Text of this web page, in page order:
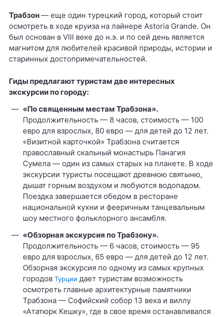
Трабзон — еще один турецкий город, который стоит
осмотреть в ходе круиза на лайнере Astoria Grande. Он
был основан в VIII веке до н.э. и по сей день является
магнитом для любителей красивой природы, истории и
старинных достопримечательностей.
Гиды предлагают туристам две интересных
экскурсии по городу:
«По священным местам Трабзона».
Продолжительность — 8 часов, стоимость — 100
евро для взрослых, 80 евро — для детей до 12 лет.
«Визитной карточкой» Трабзона считается
православный скальный монастырь Панагия
Сумела — один из самых старых на планете. В ходе
экскурсии туристы посещают древнюю святыню,
дышат горным воздухом и любуются водопадом.
Поездка завершается обедом в ресторане
национальной кухни и фееричным танцевальным
шоу местного фольклорного ансамбля.
«Обзорная экскурсия по Трабзону».
Продолжительность — 6 часов, стоимость — 95
евро для взрослых, 65 евро — для детей до 12 лет.
Обзорная экскурсия по одному из самых крупных
городов Турции дает туристам возможность
осмотреть главные архитектурные памятники
Трабзона — Софийский собор 13 века и виллу
«Ататюрк Кешку», где в свое время останавливался